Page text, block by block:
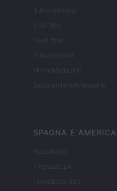
Tutto Gaming
ESG 365
Food Wiki
FuturoDonna
HomeMagazine
SecondHomeMagazine
SPAGNA E
Actualidad
Finanzas 24
Investindo 365